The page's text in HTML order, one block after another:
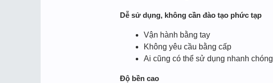
Dễ sử dụng, không cần đào tạo phức tạp
Vận hành bằng tay
Không yêu cầu bằng cấp
Ai cũng có thể sử dụng nhanh chóng
Độ bền cao